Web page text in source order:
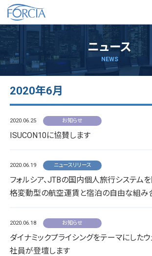
ニュース
NEWS
2020年6月
2020.06.25 お知らせ
ISUCON10に協賛します
2020.06.19 ニュースリリース
フォルシア、JTBの国内個人旅行システ
格変動型の航空運賃と宿泊の自由な組み
2020.06.18 お知らせ
ダイナミックプライシングをテーマにした
社員が登壇します